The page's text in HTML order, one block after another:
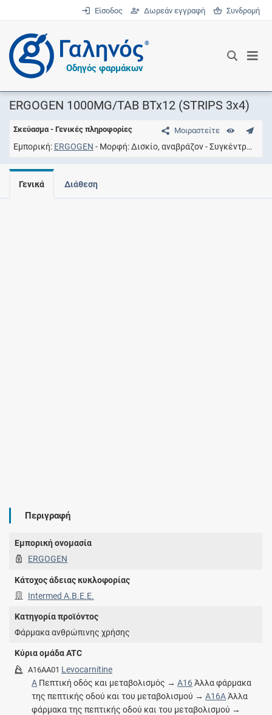
Είσοδος Δωρεάν εγγραφή Συνδρομή
®
Οδηγός φαρμάκων
ERGOGEN 1000MG/TAB BTx12 (STRIPS 3x4)
Μοιραστείτε
Σκεύασμα - Γενικές πληροφορίες
Εμπορική ERGOGEN Μορφή Δισκίο, αναβράζον Συγκέντρωση
Γενικά Διάθεση
Περιγραφή
Εμπορική ονομασία
ERGOGEN
Κάτοχος άδειας κυκλοφορίας
Intermed Α.Β.Ε.Ε.
Κατηγορία προϊόντος
Φάρμακα ανθρώπινης χρήσης
Κύρια ομάδα ATC
A16AA01 Levocarnitine
A Πεπτική οδός και μεταβολισμός →A16Άλλα φάρμακα
της πεπτικής οδού και του μεταβολισμού →A16AΆλλα
φάρμακα της πεπτικής οδού και του μεταβολισμού →